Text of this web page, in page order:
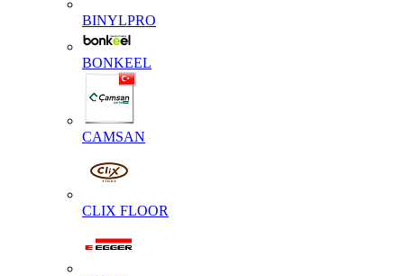
BINYLPRO
BONKEEL
CAMSAN
CLIX FLOOR